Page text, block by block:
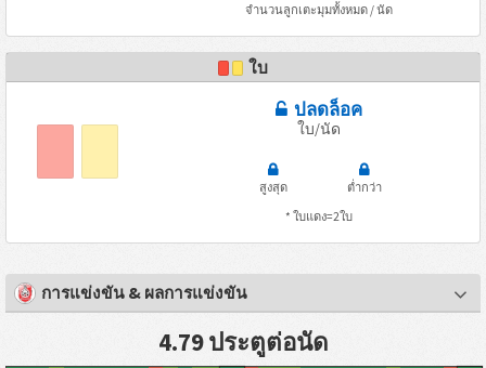
จำนวนลูกเตะมุมทั้งหมด / นัด
ใบ
ปลดล็อค
ใบ/นัด
สูงสุด
ต่ำกว่า
* ใบแดง=2ใบ
การแข่งขัน & ผลการแข่งขัน
4.79 ประตูต่อนัด